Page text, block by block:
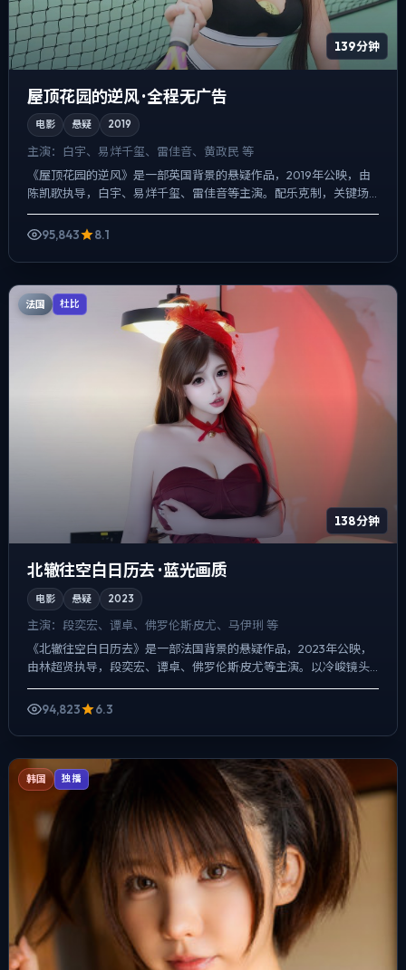
139分钟
屋顶花园的逆风 · 全程无广告
电影 悬疑 2019
主演：
白宇、易烊千玺、雷佳音、黄政民 等
《屋顶花园的逆风》是一部英国背景的悬疑作品，2019年公映，由
陈凯歌执导，白宇、易烊千玺、雷佳音等主演。配乐克制，关键场
面反而以环境声托情绪，一场意外成为切口，牵出家庭、职场与...
95,843
8.1
法国 杜比
138分钟
北辙往空白日历去 · 蓝光画质
电影 悬疑 2023
主演： 段奕宏、谭卓、佛罗伦斯·皮尤、马伊琍 等
《北辙往空白日历去》是一部法国背景的悬疑作品，2023年公映，
由林超贤执导，段奕宏、谭卓、佛罗伦斯·皮尤等主演。以冷峻镜头
对准普通人的抉择瞬间，动作戏服务于叙事节点，每场打斗都...
94,823
6.3
韩国 独播